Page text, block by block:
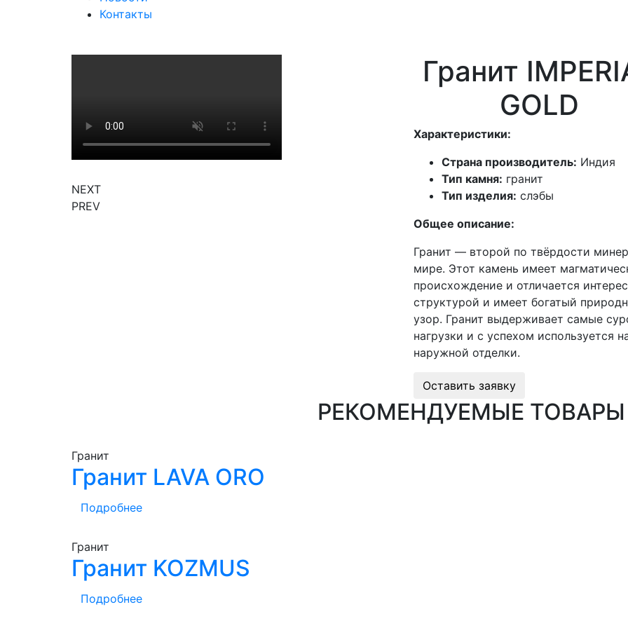
Контакты
NEXT
PREV
Гранит
GOLD
Характеристики:
Страна производитель: Индия
Тип камня: гранит
Тип изделия: слэбы
Общее описание:
Гранит — второй по твёрдости
мире. Этот камень имеет
происхождение и отличается
структурой и имеет богатый
узор. Гранит выдерживает самые
нагрузки и с успехом используется
наружной отделки.
Оставить заявку
РЕКОМЕНДУЕМЫЕ ТОВАРЫ
Гранит
Гранит LAVA ORO
Подробнее
Гранит
Гранит KOZMUS
Подробнее